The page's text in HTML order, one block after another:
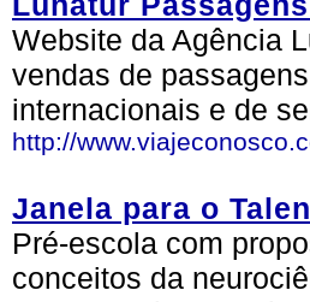
Website da Agência
vendas de
internacionais e de
http://
Janela para o
Pré-escola com
conceitos da